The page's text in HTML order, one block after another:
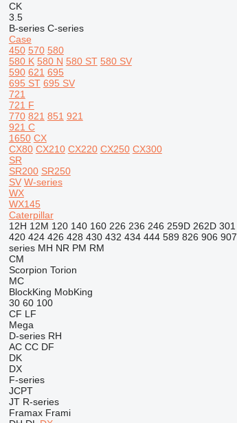
CK
3.5
B-series C-series
Case
450 570 580
580 K 580 N 580 ST 580 SV
590 621 695
695 ST 695 SV
721
721 F
770 821 851 921
921 C
1650 CX
CX80 CX210 CX220 CX250 CX300
SR
SR200 SR250
SV W-series
WX
WX145
Caterpillar
12H 12M 120 140 160 226 236 246 259D 262D 301
420 424 426 428 430 432 434 444 589 826 906 907
series MH NR PM RM
CM
Scorpion Torion
MC
BlockKing MobKing
30 60 100
CF LF
Mega
D-series RH
AC CC DF
DK
DX
F-series
JCPT
JT R-series
Framax Frami